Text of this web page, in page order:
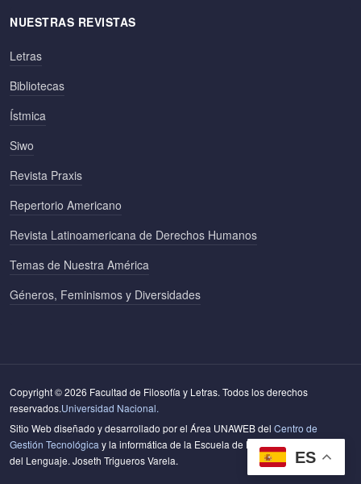
ES
NUESTRAS REVISTAS
Letras
Bibliotecas
Ístmica
Siwo
Revista Praxis
Repertorio Americano
Revista Latinoamericana de Derechos Humanos
Temas de Nuestra América
Géneros, Feminismos y Diversidades
Copyright © 2026 Facultad de Filosofía y Letras. Todos los derechos
reservados.Universidad Nacional.
Sitio Web diseñado y desarrollado por el Área UNAWEB del Centro de
Gestión Tecnológica y la informática de la Escuela de Literatura y Ciencias
del Lenguaje. Joseth Trigueros Varela.